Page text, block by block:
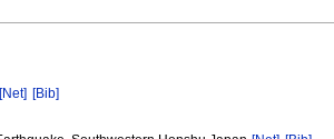
[Net] [Bib]